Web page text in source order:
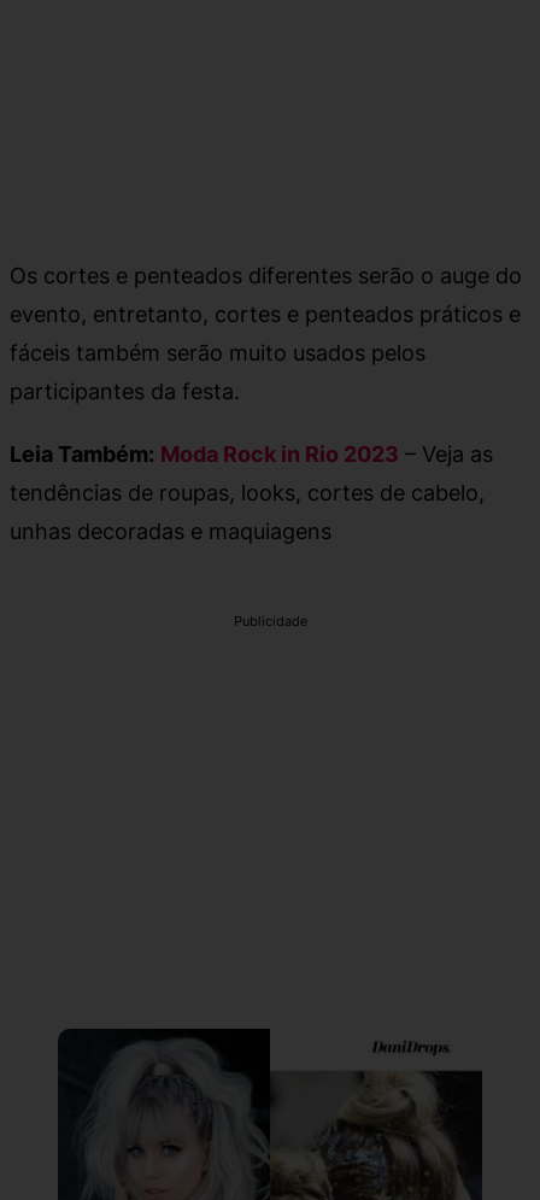
Os cortes e penteados diferentes serão o auge do
evento, entretanto, cortes e penteados práticos e
fáceis também serão muito usados pelos
participantes da festa.
Leia Também: Moda Rock in Rio 2023 – Veja as
tendências de roupas, looks, cortes de cabelo,
unhas decoradas e maquiagens
Publicidade